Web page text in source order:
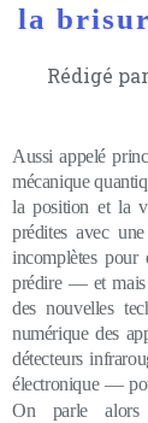
la
Rédigé
Aussi appelé
mécanique
la position et la
prédites avec
incomplètes
prédire — et mais
des nouvelles
numérique des
détecteurs
électronique —
On parle alors